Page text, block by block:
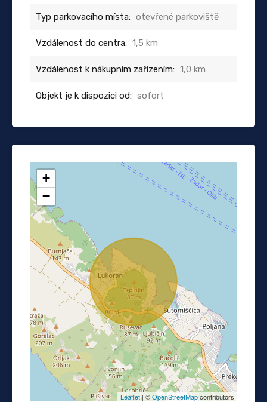
Typ parkovacího místa: otevřené parkoviště
Vzdálenost do centra: 1,5 km
Vzdálenost k nákupním zařízením: 1,0 km
Objekt je k dispozici od: sofort
+
−
Leaflet| ©OpenStreetMapcontributors